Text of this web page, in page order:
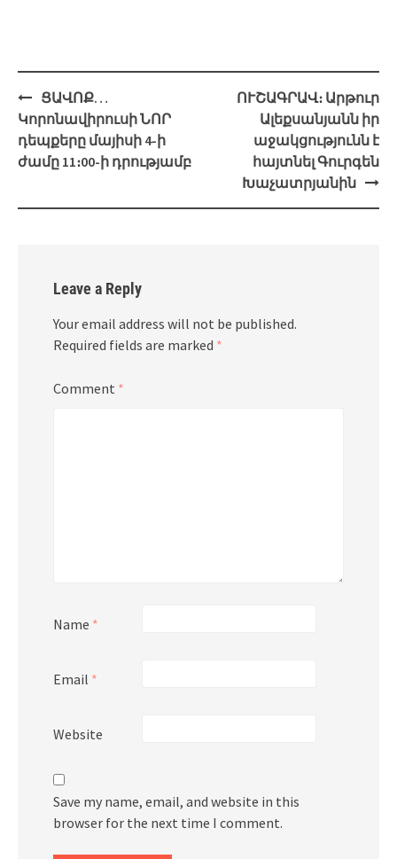
Post
navigation
ՑԱՎՈՔ…
Կորոնավիրուսի ՆՈՐ
դեպքերը մայիսի 4-ի
ժամը 11։00-ի դրությամբ
ՈՒՇԱԳՐԱՎ։ Արթուր
Ալեքսանյանն իր
աջակցությունն է
հայտնել Գուրգեն
Խաչատրյանին
Leave a Reply
Your email address will not be published.
Required fields are marked *
Comment *
Name *
Email *
Website
Save my name, email, and website in this
browser for the next time I comment.